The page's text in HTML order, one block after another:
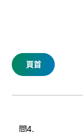
頁首
問4.